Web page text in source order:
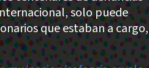
solo puede
que estaban a cargo,